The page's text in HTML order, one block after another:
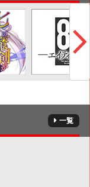
一覧